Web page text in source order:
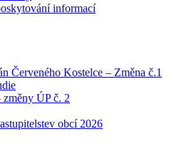
informací
Červeného Kostelce – Změna č.1
ÚP č. 2
obcí 2026